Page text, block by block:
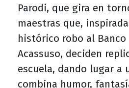
Parodi, que gira en
maestras que,
histórico robo al Banco
Acassuso, deciden
escuela, dando lugar a
combina humor,